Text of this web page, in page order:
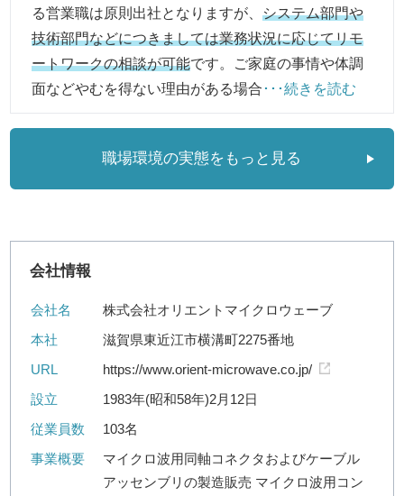
る営業職は原則出社となりますが、システム部門や
技術部門などにつきましては業務状況に応じてリモ
ートワークの相談が可能です。ご家庭の事情や体調
面などやむを得ない理由がある場合 ･･･続きを読む
職場環境の実態をもっと見る
会社情報
会社名
株式会社オリエントマイクロウェーブ
本社
滋賀県東近江市横溝町2275番地
URL
https://www.orient-microwave.co.jp/
設立
1983年(昭和58年)2月12日
従業員数
103名
事業概要
マイクロ波用同軸コネクタおよびケーブル
アッセンブリの製造販売 マイクロ波用コン